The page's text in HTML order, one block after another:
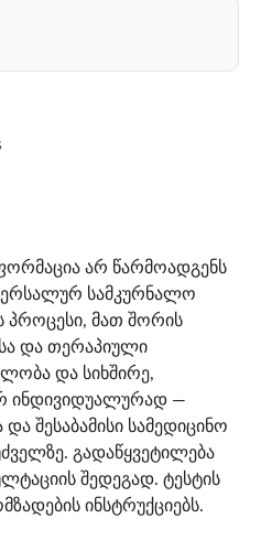
არ წარმოადგენს
სამკურნალო
პროცესი, მათ შორის
და თერაპიული
და სიხშირე,
ინდივიდუალურად —
შესაბამისი სამედიცინო
გადაწყვეტილება
შედეგად. ტესტის
ინსტრუქციებს.